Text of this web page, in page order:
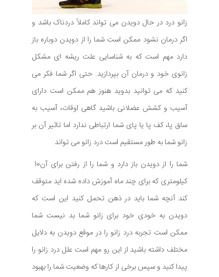
زانو درد در حال دویدن می تواند کاملاً دردناک باشد و
اگر درمان نشود ممکن است شما را از دویدن دوباره باز
دارد مهم است که به شناسایی علت ریشه ای مشکل
زانوی خود و درمان آن بپردازید. حتی اگر شما فکر می
کنید که می توانید بدوید هنوز هم ممکن است دارای
آسیب و کشش عضلانی باشید گاهی اوقات، آسیب به
ساق پا، کف پا یا پای شما ارتباطی ندارد اما تاثیر آن بر
زانو شما به طور مستقیم است درد زانو می تواند
شما را از دویدن باز دارد و شما را از رفتن برای آن10
کیلومتری که برای چند ماه آموزش داده شده اید متوقف
کند آنچه شما باید در ذهن تحمل کنید این است که
دویدن به خودی خود برای زانو شما بد نیست شما
ممکن است تجربه درد زانو را در موقع دویدن به دلایل
مختلف داشته باشید از این رو مهم است علل درد زانو را
پیدا کنید و سپس برخی از کارها که وضعیت شما را بهبود